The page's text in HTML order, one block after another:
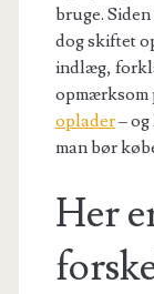
bruge.
dog skiftet
indlæg,
opmærksom
oplader– og
man bør
Her